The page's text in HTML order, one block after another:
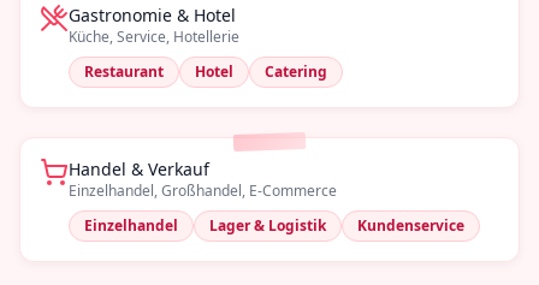
Gastronomie & Hotel
Küche, Service, Hotellerie
Restaurant
Hotel Catering
Handel & Verkauf
Einzelhandel, Großhandel, E-Commerce
Einzelhandel
Lager & Logistik Kundenservice